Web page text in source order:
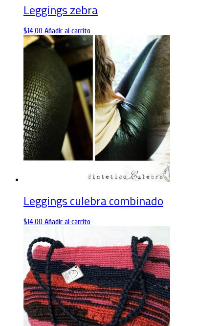
Leggings zebra
$14,00 Añadir al carrito
Leggings culebra combinado
$14,00 Añadir al carrito